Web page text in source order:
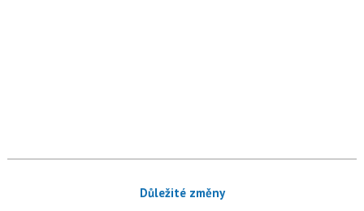
Důležité změny